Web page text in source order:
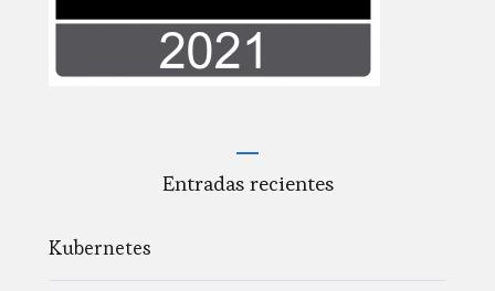
Entradas recientes
Kubernetes